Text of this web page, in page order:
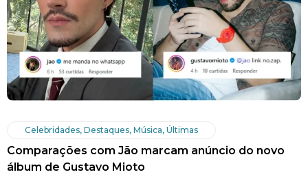
Celebridades, Destaques, Música, Últimas
Comparações com Jão marcam anúncio do novo
álbum de Gustavo Mioto